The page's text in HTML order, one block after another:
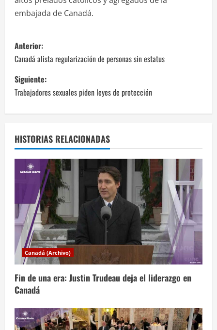
embajada de Canadá.
N
a
v
e
a
c
ó
n
d
e
e
n
Anterior:
Canadá alista regularización de personas sin estatus
Siguiente:
Trabajadores sexuales piden leyes de protección
HISTORIAS RELACIONADAS
Canadá (Archivo)
Fin de una era: Justin Trudeau deja el liderazgo en
Canadá